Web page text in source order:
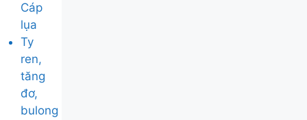
Cáp
lụa
Ty
ren,
tăng
đơ,
bulong